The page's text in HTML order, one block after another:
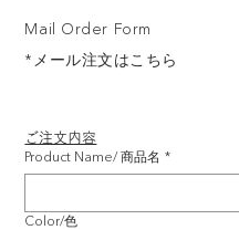
ご注文内容
Product Name/ 商品名 *
Color/色
Mail Order Form
*メール注文はこちら